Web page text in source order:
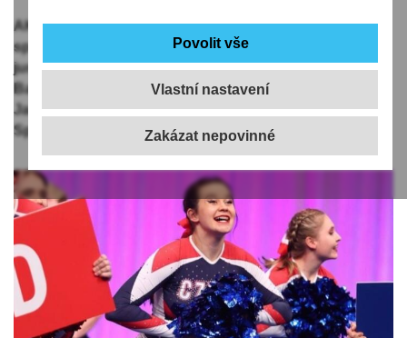
Vlastní nastavení
AKTUALIZOVÁNO: Český reprezentační tým ve
sportovním cheerleadingu, jehož součástí byly i
juniorky z libereckého A-stylu (Kestlerová Agi,
Bartoňová Anna, Syrovátková Tereza a Sbrilliová
Jana), získal zlato na juniorském mistrovství světa ve
Spojených státech amerických.